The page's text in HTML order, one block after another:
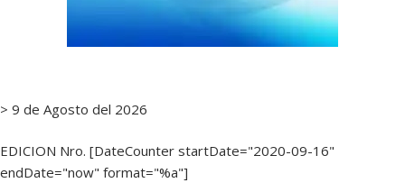
> 9 de Agosto del 2026
EDICION Nro. [DateCounter startDate="2020-09-16"
endDate="now" format="%a"]